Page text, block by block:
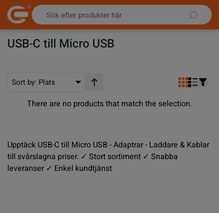
Hoppa till innehållet
USB-C till Micro USB
Sort by: Plats
Stigande ordning
There are no products that match the selection.
Upptäck USB-C till Micro USB - Adaptrar - Laddare & Kablar
till svårslagna priser. ✓ Stort sortiment ✓ Snabba
leveranser ✓ Enkel kundtjänst